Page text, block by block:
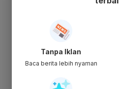
Tanpa Iklan
Baca berita lebih nyaman